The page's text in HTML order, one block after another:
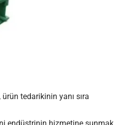
tedarikinin yanı sıra